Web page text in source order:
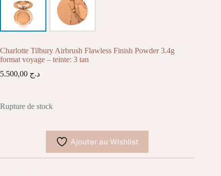
Charlotte Tilbury Airbrush Flawless Finish Powder 3.4g
format voyage – teinte: 3 tan
د.ج
Rupture de stock
Ajouter au Wishlist